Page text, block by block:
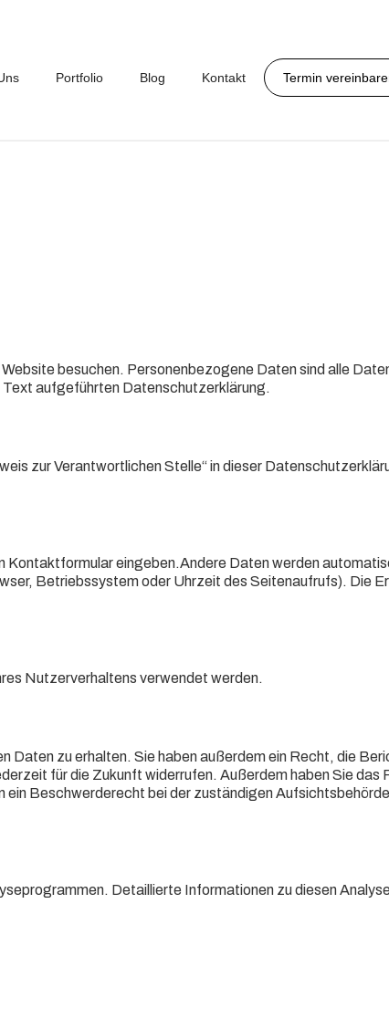
Portfolio Blog Kontakt Termin
besuchen. Personenbezogene Daten sind alle
Text aufgeführten Datenschutzerklärung.
zur Verantwortlichen Stelle“ in dieser
Kontaktformular eingeben.Andere Daten werden
Betriebssystem oder Uhrzeit des Seitenaufrufs). Die
Nutzerverhaltens verwendet werden.
zu erhalten. Sie haben außerdem ein Recht, die
für die Zukunft widerrufen. Außerdem haben Sie das
ein Beschwerderecht bei der zuständigen
Detaillierte Informationen zu diesen